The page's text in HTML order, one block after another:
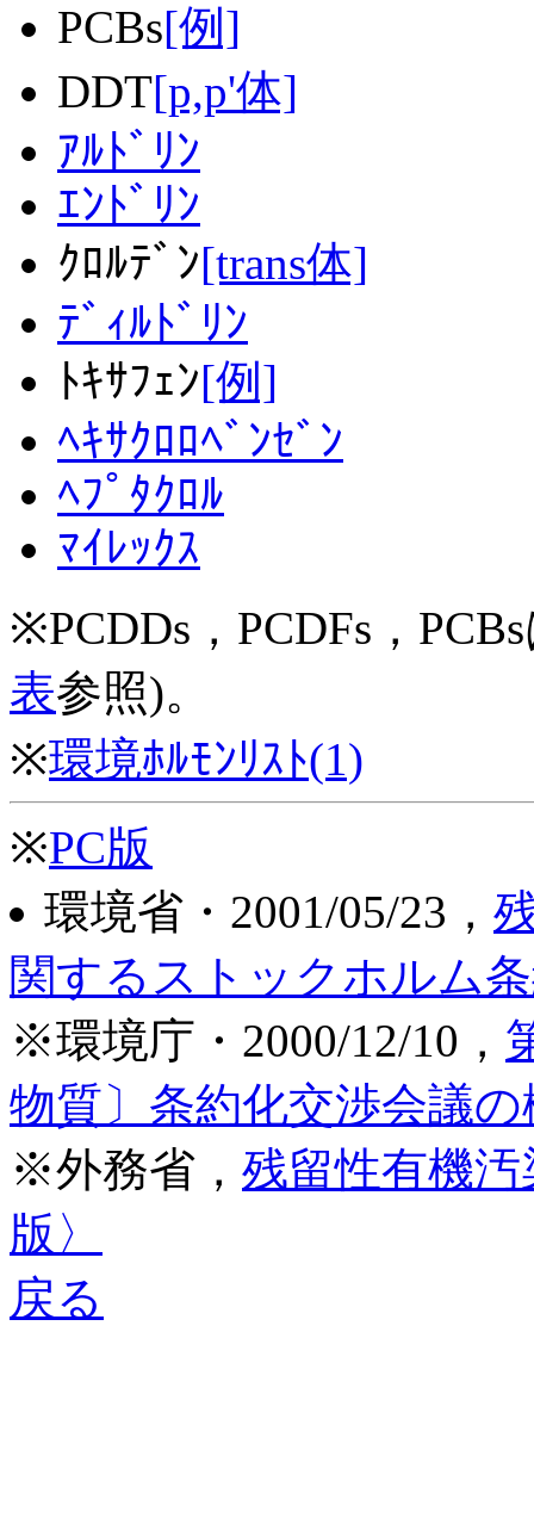
PCBs[例]
DDT[p,p'体]
ｱﾙﾄﾞﾘﾝ
ｴﾝﾄﾞﾘﾝ
ｸﾛﾙﾃﾞﾝ[trans体]
ﾃﾞｨﾙﾄﾞﾘﾝ
ﾄｷｻﾌｪﾝ[例]
ﾍｷｻｸﾛﾛﾍﾞﾝｾﾞﾝ
ﾍﾌﾟﾀｸﾛﾙ
ﾏｲﾚｯｸｽ
※PCDDs，PCDFs，
表参照)。
※環境ﾎﾙﾓﾝﾘｽﾄ(1)
※PC版
環境省・2001/05/23，
関するストックホルム
※環境庁・2000/12/10，
物質〕条約化交渉会議の
※外務省， 残留性有機汚
版〉
戻る